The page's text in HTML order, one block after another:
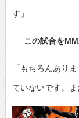
す」
──この試合を
「もちろんあり
ていないです。